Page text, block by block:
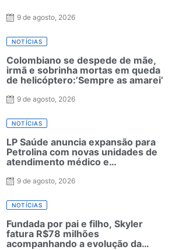
9 de agosto, 2026
NOTÍCIAS
Colombiano se despede de mãe,
irmã e sobrinha mortas em queda
de helicóptero:’Sempre as amarei’
9 de agosto, 2026
NOTÍCIAS
LP Saúde anuncia expansão para
Petrolina com novas unidades de
atendimento médico e
9 de agosto, 2026
NOTÍCIAS
Fundada por pai e filho, Skyler
fatura R$78 milhões
acompanhando a evolução da